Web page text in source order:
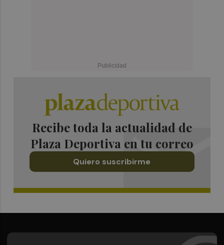
Recibe toda la actualidad de
Plaza Deportiva en tu correo
Quiero suscribirme